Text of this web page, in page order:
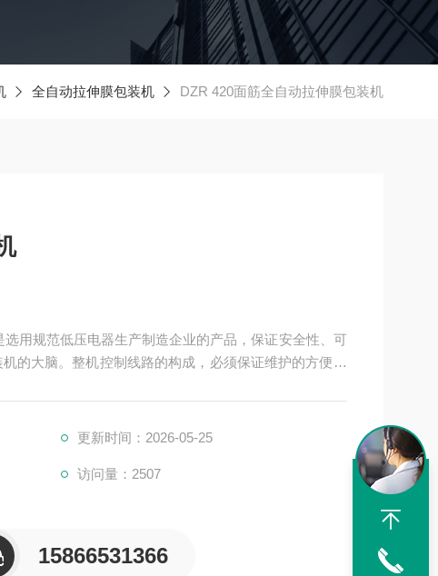
全自动拉伸膜包装机 DZR 420面筋全自动拉伸膜包装机
用规范低压电器生产制造企业的产品，保证安全性、可
的大脑。整机控制线路的构成，必须保证维护的方便和
更新时间：2026-05-25
访问量：2507
15866531366